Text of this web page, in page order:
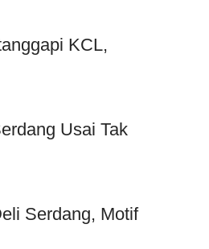
KCL,
Usai Tak
Serdang, Motif